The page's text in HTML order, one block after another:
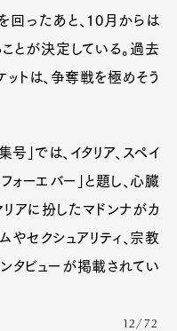
ったあと、10月からは
とが決定している。過去
ットは、争奪戦を極めそう
」では、イタリア、スペイ
ォーエバー」と題し、心臓
アに扮したマドンナがカ
やセクシュアリティ、宗教
タビューが掲載されてい
12/72